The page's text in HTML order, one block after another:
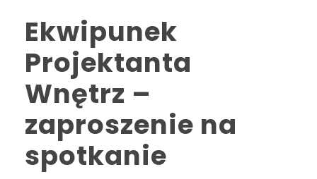
Ekwipunek
Projektanta
Wnętrz –
zaproszenie na
spotkanie